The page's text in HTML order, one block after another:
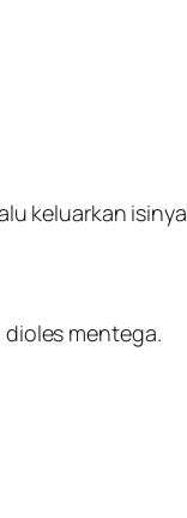
keluarkan isinya
mentega.